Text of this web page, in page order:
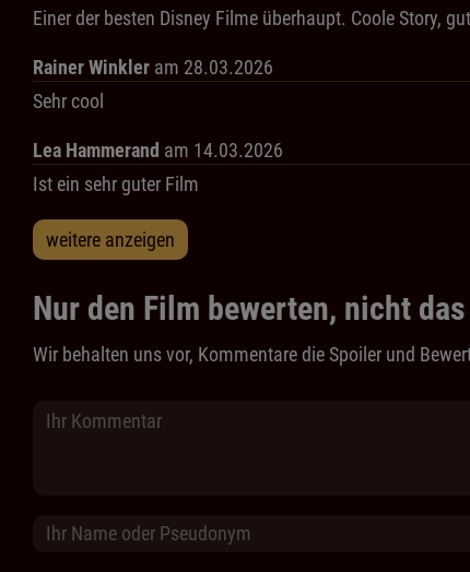
Einer der besten Disney Filme überhaupt. Coole Story,
Rainer Winkler am 28.03.2026
Sehr cool
Lea Hammerand am 14.03.2026
Ist ein sehr guter Film
weitere anzeigen
Nur den Film bewerten, nicht
Wir behalten uns vor, Kommentare die Spoiler und